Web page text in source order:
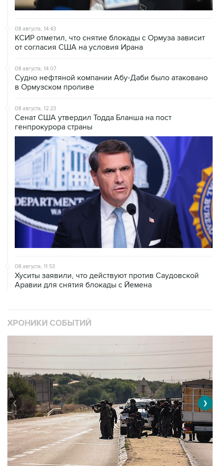
08 августа, 14:43
КСИР отметил, что снятие блокады с Ормуза зависит
от согласия США на условия Ирана
08 августа, 14:07
Судно нефтяной компании Абу-Даби было атаковано
в Ормузском проливе
08 августа, 12:23
Сенат США утвердил Тодда Бланша на пост
генпрокурора страны
08 августа, 11:53
Хуситы заявили, что действуют против Саудовской
Аравии для снятия блокады с Йемена
ХРОНИКИ СОБЫТИЙ
❮ ❯